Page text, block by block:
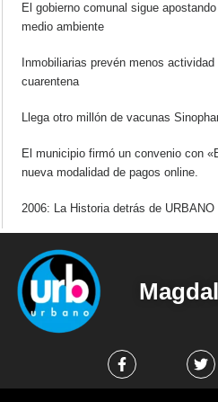
El gobierno comunal sigue
medio ambiente
Inmobiliarias prevén menos
cuarentena
Llega otro millón de vacunas
El municipio firmó un convenio con
nueva modalidad de pagos online.
2006: La Historia detrás de URBANO